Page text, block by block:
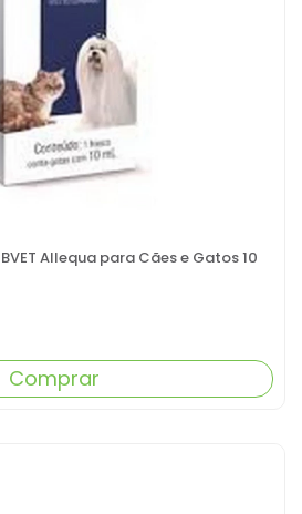
Allequa para Cães e Gatos 10
Comprar